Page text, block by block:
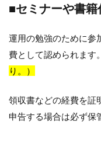
■セミナーや書
運用の勉強のために参
費として認められます。
り。）
領収書などの経費を証
申告する場合は必ず保